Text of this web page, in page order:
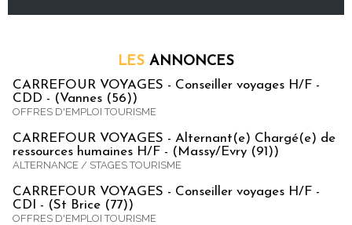
LES ANNONCES
CARREFOUR VOYAGES - Conseiller voyages H/F -
CDD - (Vannes (56))
OFFRES D'EMPLOI TOURISME
CARREFOUR VOYAGES - Alternant(e) Chargé(e) de
ressources humaines H/F - (Massy/Evry (91))
ALTERNANCE / STAGES TOURISME
CARREFOUR VOYAGES - Conseiller voyages H/F -
CDI - (St Brice (77))
OFFRES D'EMPLOI TOURISME